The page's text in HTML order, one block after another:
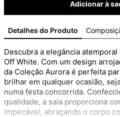
Adicionar à
Detalhes do Produto
Descubra a elegância
Off White. Com um design
da Coleção Aurora é perfeita
brilhar em qualquer ocasião,
numa festa concorrida.
qualidade, a saia proporciona
impecável, abraçando o corpo